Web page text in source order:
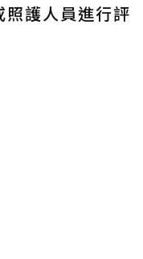
護人員進行評